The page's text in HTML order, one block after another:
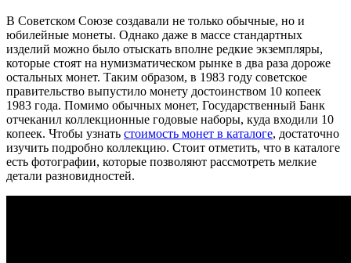
В Советском Союзе создавали не только обычные, но и
юбилейные монеты. Однако даже в массе стандартных
изделий можно было отыскать вполне редкие экземпляры,
которые стоят на нумизматическом рынке в два раза дороже
остальных монет. Таким образом, в 1983 году советское
правительство выпустило монету достоинством 10 копеек
1983 года. Помимо обычных монет, Государственный Банк
отчеканил коллекционные годовые наборы, куда входили 10
копеек. Чтобы узнать стоимость монет в каталоге, достаточно
изучить подробно коллекцию. Стоит отметить, что в каталоге
есть фотографии, которые позволяют рассмотреть мелкие
детали разновидностей.